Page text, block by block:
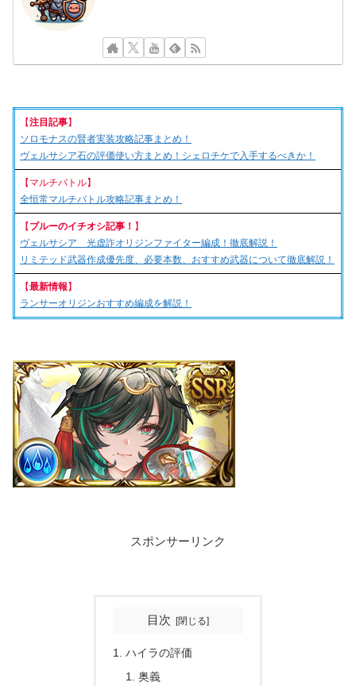
【注目記事】
ソロモナスの賢者実装攻略記事まとめ！
ヴェルサシア石の評価使い方まとめ！シェロチケで入手するべきか！
【マルチバトル】
全恒常マルチバトル攻略記事まとめ！
【ブルーのイチオシ記事！ 】
ヴェルサシア 光虚詐オリジンファイター編成！徹底解説！
リミテッド武器作成優先度、必要本数、おすすめ武器について徹底解説！
【最新情報】
ランサーオリジンおすすめ編成を解説！
スポンサーリンク
目次
ハイラの評価
奥義